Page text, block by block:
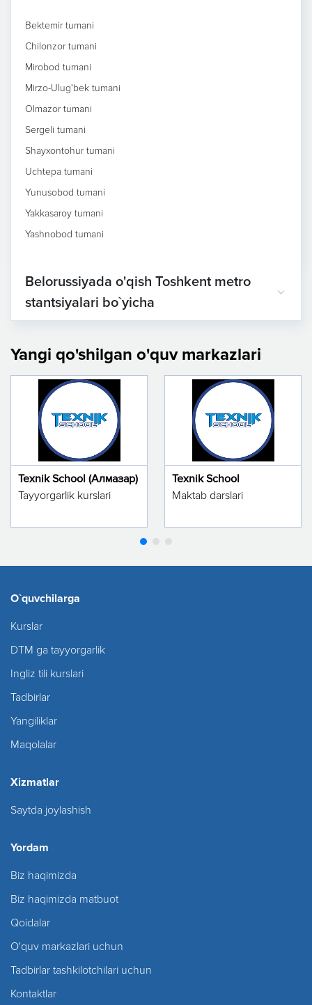
Bektemir tumani
Chilonzor tumani
Mirobod tumani
Mirzo-Ulug'bek tumani
Olmazor tumani
Sergeli tumani
Shayxontohur tumani
Uchtepa tumani
Yunusobod tumani
Yakkasaroy tumani
Yashnobod tumani
Belorussiyada o'qish Toshkent metro
stantsiyalari bo`yicha
Yangi qo'shilgan o'quv markazlari
Texnik School (Алмазар)
Tayyorgarlik kurslari
Texnik School
Maktab darslari
O`quvchilarga
Kurslar
DTM ga tayyorgarlik
Ingliz tili kurslari
Tadbirlar
Yangiliklar
Maqolalar
Xizmatlar
Saytda joylashish
Yordam
Biz haqimizda
Biz haqimizda matbuot
Qoidalar
O'quv markazlari uchun
Tadbirlar tashkilotchilari uchun
Kontaktlar